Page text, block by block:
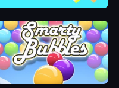
Smarty Bubbles